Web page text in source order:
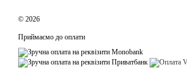
© 2026
Приймаємо до оплати